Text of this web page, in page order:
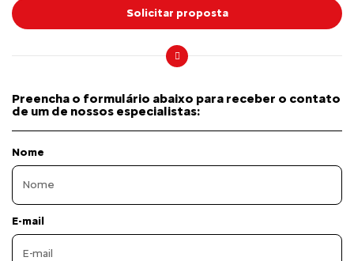
Solicitar proposta
Preencha o formulário abaixo para receber o contato
de um de nossos especialistas:
Nome
E-mail